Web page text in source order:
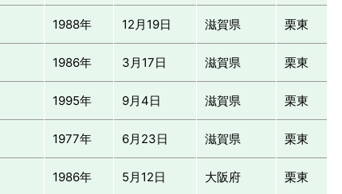
1988年 12月19日 滋賀県 栗東
1986年 3月17日 滋賀県 栗東
1995年 9月4日 滋賀県 栗東
1977年 6月23日 滋賀県 栗東
1986年 5月12日 大阪府 栗東